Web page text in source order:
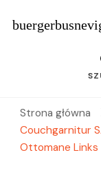
Strona główna
Couchgarnitur
Ottomane Links